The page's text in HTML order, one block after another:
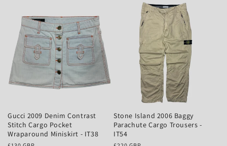
Gucci 2009 Denim Contrast
Stitch Cargo Pocket
Wraparound Miniskirt - IT38
Stone Island 2006 Baggy
Parachute Cargo Trousers -
IT54